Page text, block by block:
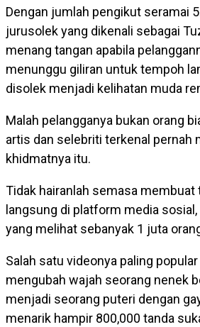
Dengan jumlah pengikut seramai
jurusolek yang dikenali sebagai
menang tangan apabila
menunggu giliran untuk tempoh
disolek menjadi kelihatan muda
Malah pelangganya bukan orang
artis dan selebriti terkenal pernah
khidmatnya itu.
Tidak hairanlah semasa membuat
langsung di platform media
yang melihat sebanyak 1 juta
Salah satu videonya paling
mengubah wajah seorang nenek
menjadi seorang puteri dengan
menarik hampir 800,000 tanda